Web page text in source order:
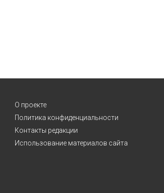
О проекте
Политика конфиденциальности
Контакты редакции
Использование материалов сайта